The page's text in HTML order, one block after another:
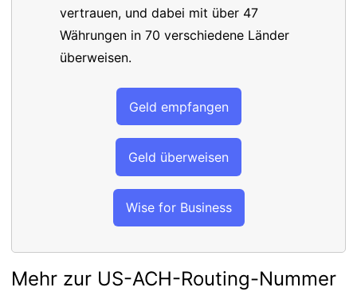
vertrauen, und dabei mit über 47
Währungen in 70 verschiedene Länder
überweisen.
Geld empfangen
Geld überweisen
Wise for Business
Mehr zur US-ACH-Routing-Nummer